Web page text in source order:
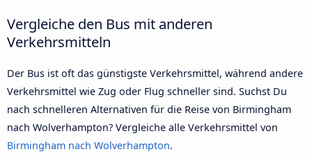
Vergleiche den Bus mit anderen
Verkehrsmitteln
Der Bus ist oft das günstigste Verkehrsmittel, während andere
Verkehrsmittel wie Zug oder Flug schneller sind. Suchst Du
nach schnelleren Alternativen für die Reise von Birmingham
nach Wolverhampton? Vergleiche alle Verkehrsmittel von
Birmingham nach Wolverhampton.